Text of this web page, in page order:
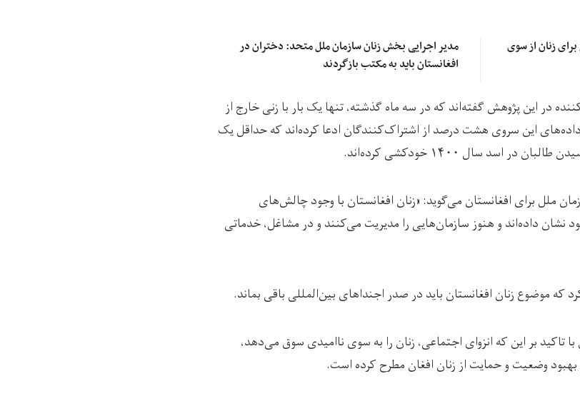
زنان از سوی
مدیر اجرایی بخش زنان سازمان ملل متحد: دختران در
افغانستان باید به مکتب بازگردند
اشتراک‌کننده‌ در این پژوهش گفته‌اند که در سه ماه گذشته، تنها یک بار با زنی خارج از
خانواده خود دیدار داشته‌اند. براساس داده‎‌های این سروی هشت درصد از اشتراک‌کنندگان ادعا کرده‌اند که حداقل یک
اسد سال ۱۴۰۰ خودکشی کرده‌اند.
ملل برای افغانستان می‌گوید: «زنان افغانستان با وجود چالش‌های
نشان داده‌اند و هنوز سازمان‌هایی را مدیریت می‌کنند و در مشاغل، خدماتی
که موضوع زنان افغانستان باید در صدر اجنداهای بین‌المللی باقی بماند.
بر این که انزوای اجتماعی، زنان را به سوی ناامیدی سوق می‌دهد،
وضعیت و حمایت از زنان افغان مطرح کرده است.